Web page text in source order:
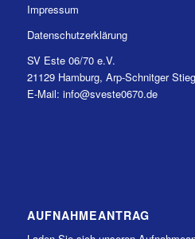
Impressum
Datenschutzerklärung
SV Este 06/70 e.V.
21129 Hamburg, Arp-Schnitger
E-Mail: info@sveste0670.de
AUFNAHMEANTRAG